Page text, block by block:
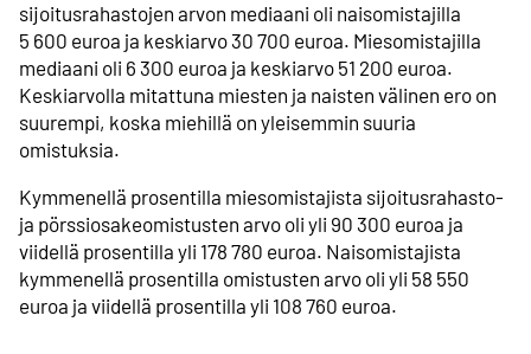
sijoitusrahastojen arvon mediaani oli naisomistajilla
5 600 euroa ja keskiarvo 30 700 euroa. Miesomistajilla
mediaani oli 6 300 euroa ja keskiarvo 51 200 euroa.
Keskiarvolla mitattuna miesten ja naisten välinen ero on
suurempi, koska miehillä on yleisemmin suuria
omistuksia.
Kymmenellä prosentilla miesomistajista sijoitusrahasto-
ja pörssiosakeomistusten arvo oli yli 90 300 euroa ja
viidellä prosentilla yli 178 780 euroa. Naisomistajista
kymmenellä prosentilla omistusten arvo oli yli 58 550
euroa ja viidellä prosentilla yli 108 760 euroa.